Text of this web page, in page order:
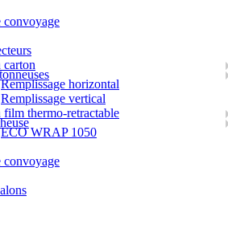
convoyage
carton
Remplissage horizontal
Remplissage vertical
film thermo-retractable
ECO WRAP 1050
convoyage